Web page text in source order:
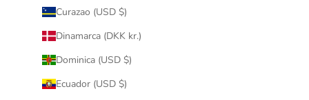
Curazao (USD $)
Dinamarca (DKK kr.)
Dominica (USD $)
Ecuador (USD $)